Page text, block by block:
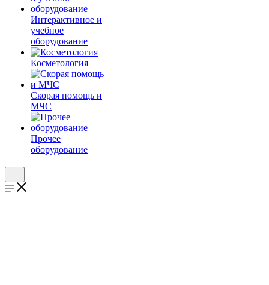
Интерактивное и
учебное
оборудование
Косметология
Скорая помощь и
МЧС
Прочее
оборудование